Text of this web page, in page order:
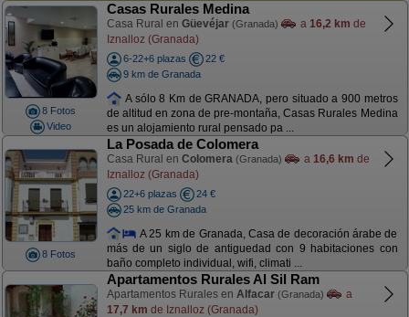
8 Fotos
Video
Casas Rurales Medina
Casa Rural en Güevéjar (Granada) a 16,2 km de
Iznalloz (Granada)
6-22+6 plazas
22 €
9 km de Granada
A sólo 8 Km de GRANADA, pero situado a 900 metros
de altitud en zona de pre-montaña, Casas Rurales Medina
es un alojamiento rural pensado pa ...
8 Fotos
La Posada de Colomera
Casa Rural en Colomera (Granada) a 16,6 km de
Iznalloz (Granada)
22+6 plazas
24 €
25 km de Granada
A 25 km de Granada, Casa de decoración árabe de
más de un siglo de antiguedad con 9 habitaciones con
baño completo individual, wifi, climati ...
Apartamentos Rurales Al Sil Ram
Apartamentos Rurales en Alfacar (Granada)
a
17,7 km de Iznalloz (Granada)